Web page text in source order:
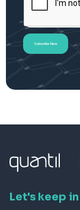
Subscribe Now
Let's keep